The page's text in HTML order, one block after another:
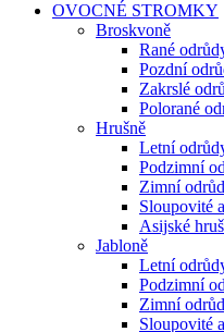
OVOCNÉ STROMKY
Broskvoně
Rané
Pozdní
Zakrslé
Polorané
Hrušně
Letní
Podzimní
Zimní
Sloupovité
Asijské
Jabloně
Letní
Podzimní
Zimní
Sloupovité